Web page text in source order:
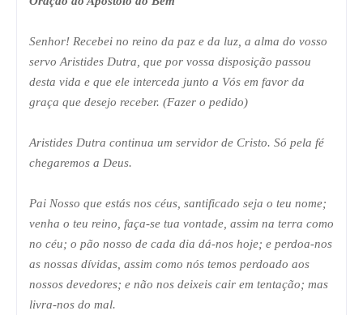
Senhor! Recebei no reino da paz e da luz, a alma do vosso
servo Aristides Dutra, que por vossa disposição passou
desta vida e que ele interceda junto a Vós em favor da
graça que desejo receber. (Fazer o pedido)
Aristides Dutra continua um servidor de Cristo. Só pela fé
chegaremos a Deus.
Pai Nosso que estás nos céus, santificado seja o teu nome;
venha o teu reino, faça-se tua vontade, assim na terra como
no céu; o pão nosso de cada dia dá-nos hoje; e perdoa-nos
as nossas dívidas, assim como nós temos perdoado aos
nossos devedores; e não nos deixeis cair em tentação; mas
livra-nos do mal.